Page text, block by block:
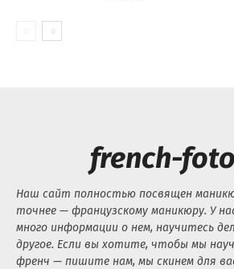
french-
Наш сайт полностью посвящен
точнее — французскому маникюру. У
много информации о нем, научитесь
другое. Если вы хотите, чтобы мы
френч — пишите нам, мы скинем для